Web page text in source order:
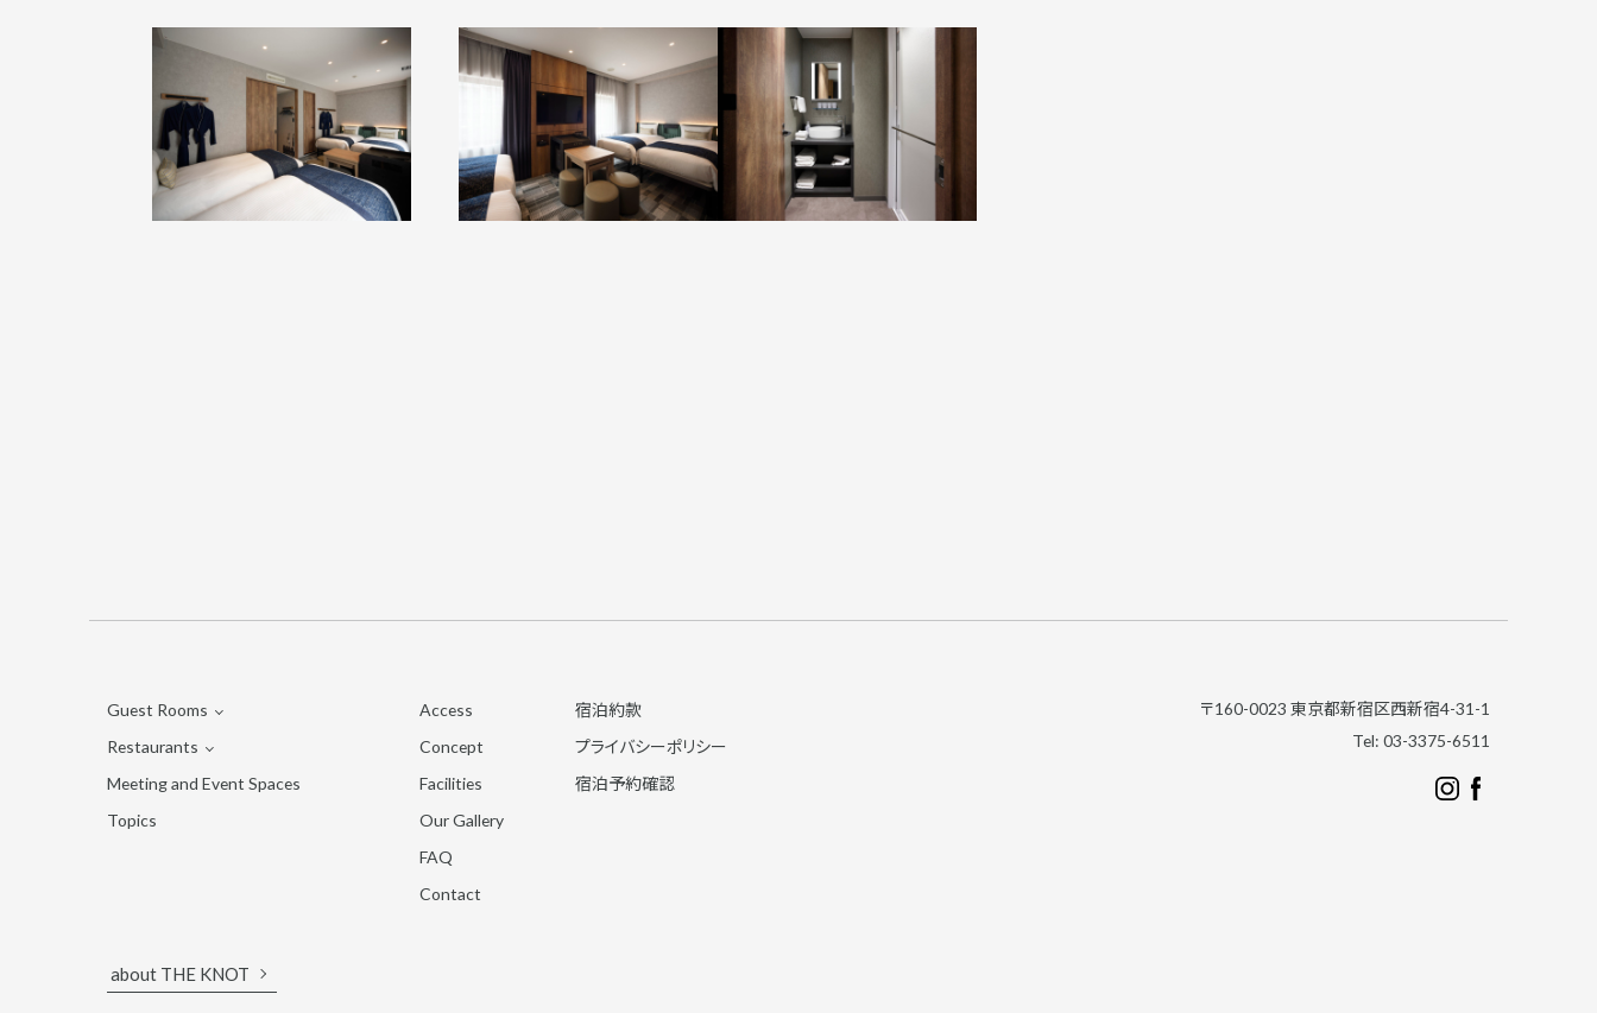
Guest Rooms
Guest Rooms
TERRACE SUITE
Restaurants
MORETHAN BAKERY
MORETHAN GRILL
Meeting and Event Spaces
Topics
Access
Concept
Facilities
Our Gallery
FAQ
Contact
宿泊約款
プライバシーポリシー
宿泊予約確認
〒160-0023 東京都新宿区西新宿4-31-1
Tel: 03-3375-6511
about THE KNOT